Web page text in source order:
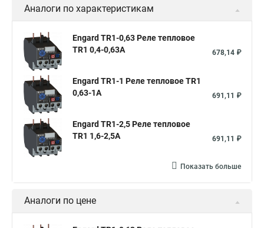
Аналоги по характеристикам
Engard TR1-0,63 Реле тепловое
TR1 0,4-0,63A
678,14 ₽
Engard TR1-1 Реле тепловое TR1
0,63-1A
691,11 ₽
Engard TR1-2,5 Реле тепловое
TR1 1,6-2,5A
691,11 ₽
Показать больше
Аналоги по цене